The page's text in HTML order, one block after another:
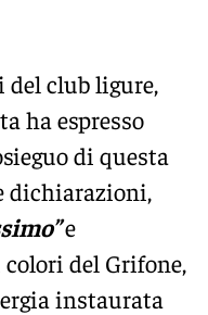
club ligure,
ha espresso
di questa
dichiarazioni,
e
del Grifone,
instaurata